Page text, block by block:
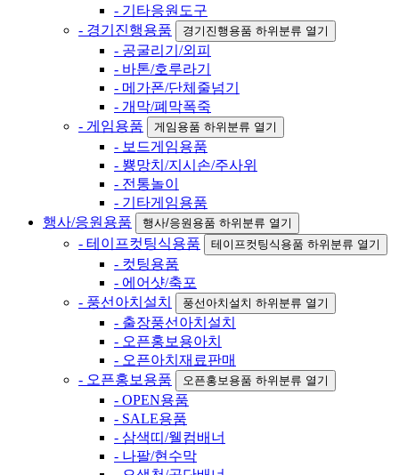
- 기타응원도구
- 경기진행용품
경기진행용품 하위분류 열기
- 공굴리기/외피
- 바톤/호루라기
- 메가폰/단체줄넘기
- 개막/폐막폭죽
- 게임용품
게임용품 하위분류 열기
- 보드게임용품
- 뿅망치/지시손/주사위
- 전통놀이
- 기타게임용품
행사/응원용품
행사/응원용품 하위분류 열기
- 테이프컷팅식용품 테이프컷팅식용품 하위분류 열기
- 컷팅용품
- 에어샷/축포
- 풍선아치설치
풍선아치설치 하위분류 열기
- 출장풍선아치설치
- 오픈홍보용아치
- 오픈아치재료판매
- 오픈홍보용품
오픈홍보용품 하위분류 열기
- OPEN용품
- SALE용품
- 삼색띠/웰컴배너
- 나팔/현수막